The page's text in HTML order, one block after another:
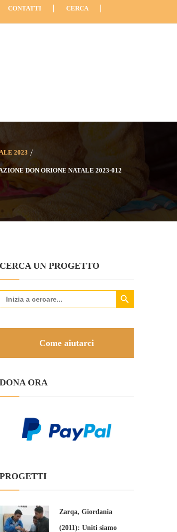
CONTATTI CERCA
2023
DON ORIONE NATALE 2023-012
CERCA UN PROGETTO
Search
for:
Search Button
Come aiutarci
DONA ORA
PROGETTI
Zarqa, Giordania
(2011): Uniti siamo